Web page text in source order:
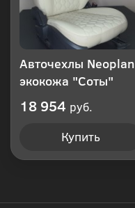
Авточехлы Neoplan
экокожа "Соты"
18 954 руб.
Купить